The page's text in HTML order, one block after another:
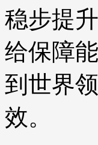
稳步提
给保障
到世界
效。